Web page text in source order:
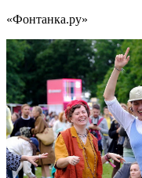
«Фонтанка.ру»